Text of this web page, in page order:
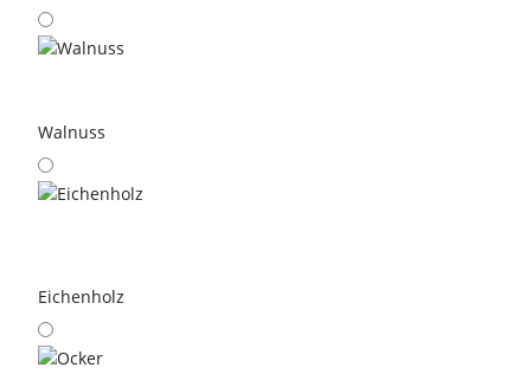
Walnuss
Eichenholz